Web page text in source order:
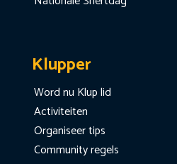
Klupper
Word nu Klup lid
Activiteiten
Organiseer tips
Community regels